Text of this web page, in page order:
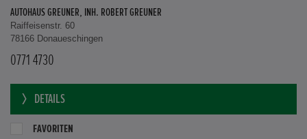
AUTOHAUS GREUNER, INH. ROBERT GREUNER
Raiffeisenstr. 60
78166 Donaueschingen
0771 4730
DETAILS
FAVORITEN